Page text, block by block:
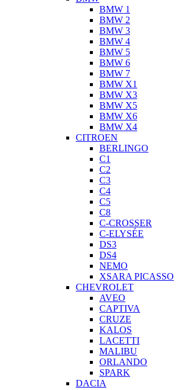
BMW 1
BMW 2
BMW 3
BMW 4
BMW 5
BMW 6
BMW 7
BMW X1
BMW X3
BMW X5
BMW X6
BMW X4
CITROEN
BERLINGO
C1
C2
C3
C4
C5
C8
C-CROSSER
C-ELYSÉE
DS3
DS4
NEMO
XSARA PICASSO
CHEVROLET
AVEO
CAPTIVA
CRUZE
KALOS
LACETTI
MALIBU
ORLANDO
SPARK
DACIA